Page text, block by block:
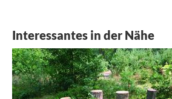
Interessantes in der Nähe